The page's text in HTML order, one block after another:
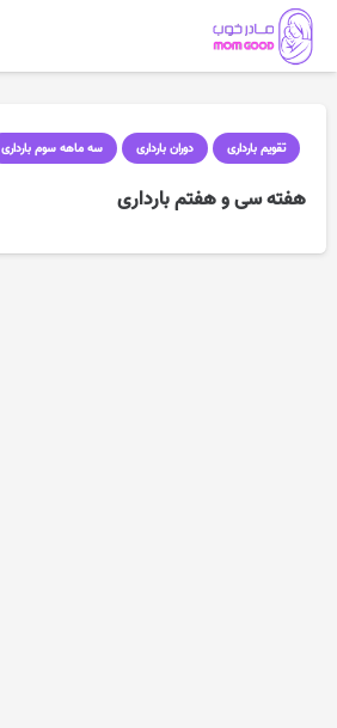
تقویم بارداری دوران بارداری سه ماهه سوم بارداری
هفته سی و هفتم بارداری